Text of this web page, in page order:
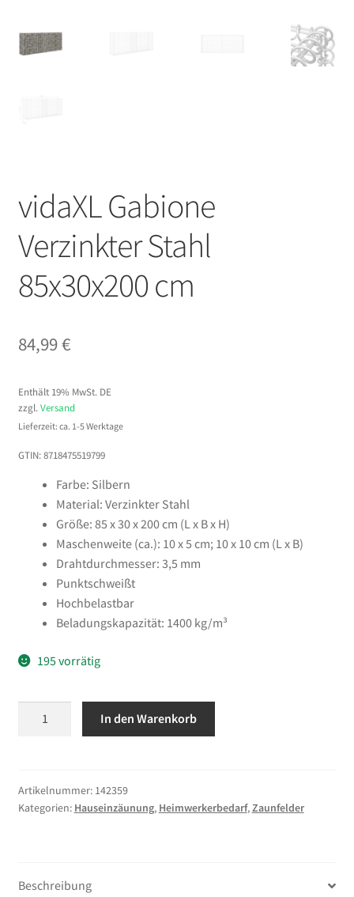
vidaXL Gabione
Verzinkter Stahl
85x30x200 cm
84,99€
Enthält 19% MwSt. DE
zzgl.Versand
Lieferzeit: ca. 1-5 Werktage
GTIN: 8718475519799
Farbe: Silbern
Material: Verzinkter Stahl
Größe: 85 x 30 x 200 cm (L x B x H)
Maschenweite (ca.): 10 x 5 cm; 10 x 10 cm (L x B)
Drahtdurchmesser: 3,5 mm
Punktschweißt
Hochbelastbar
Beladungskapazität: 1400 kg/m³
195 vorrätig
85x30x200
cm
In den Warenkorb
Artikelnummer: 142359
Kategorien: Hauseinzäunung, Heimwerkerbedarf,Zaunfelder
Beschreibung